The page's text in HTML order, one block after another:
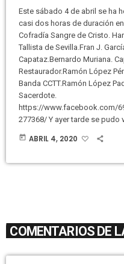
Este sábado 4 de abril se ha
casi dos horas de duración
Cofradía Sangre de Cristo.
Tallista de Sevilla.Fran J.
Capataz.Bernardo Muriana.
Restaurador.Ramón López
Banda CCTT.Ramón López
Sacerdote.
https://www.facebook.com/
277368/ Y ayer tarde se pudo
today ABRIL 4, 2020
COMENTARIOS DE